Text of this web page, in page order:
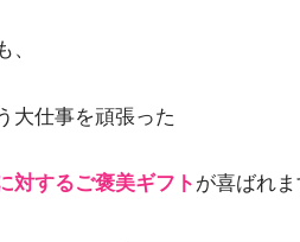
、
大仕事を頑張った
対するご褒美ギフト が喜ばれ